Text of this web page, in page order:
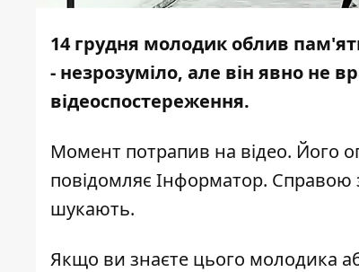
14 грудня молодик облив
- незрозуміло, але він явно не
відеоспостереження.
Момент потрапив на відео. Його
повідомляє Інформатор. Справою
шукають.
Якщо ви знаєте цього молодика